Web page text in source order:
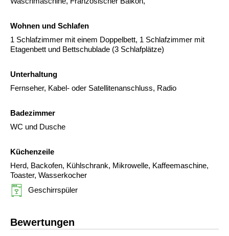
Wohnen und Schlafen
1 Schlafzimmer mit einem Doppelbett, 1 Schlafzimmer mit
Etagenbett und Bettschublade (3 Schlafplätze)
Unterhaltung
Fernseher, Kabel- oder Satellitenanschluss, Radio
Badezimmer
WC und Dusche
Küchenzeile
Herd, Backofen, Kühlschrank, Mikrowelle, Kaffeemaschine,
Toaster, Wasserkocher
Geschirrspüler
Bewertungen